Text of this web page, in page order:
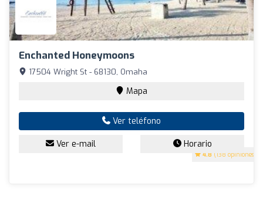
Enchanted Honeymoons
4.8 (138 opiniones)
17504 Wright St - 68130, Omaha
Mapa
Ver teléfono
Ver e-mail Horario